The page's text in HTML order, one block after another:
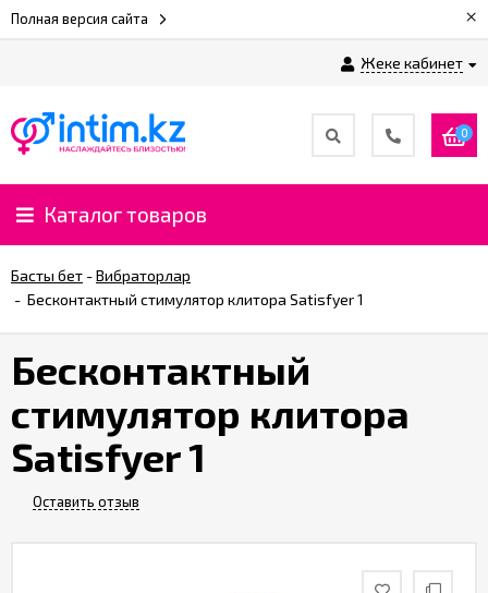
Полная версия сайта ×
Жеке кабинет
0
Каталог товаров
Басты бет -Вибраторлар
- Бесконтактный стимулятор клитора Satisfyer 1
Бесконтактный
стимулятор клитора
Satisfyer 1
Оставить отзыв